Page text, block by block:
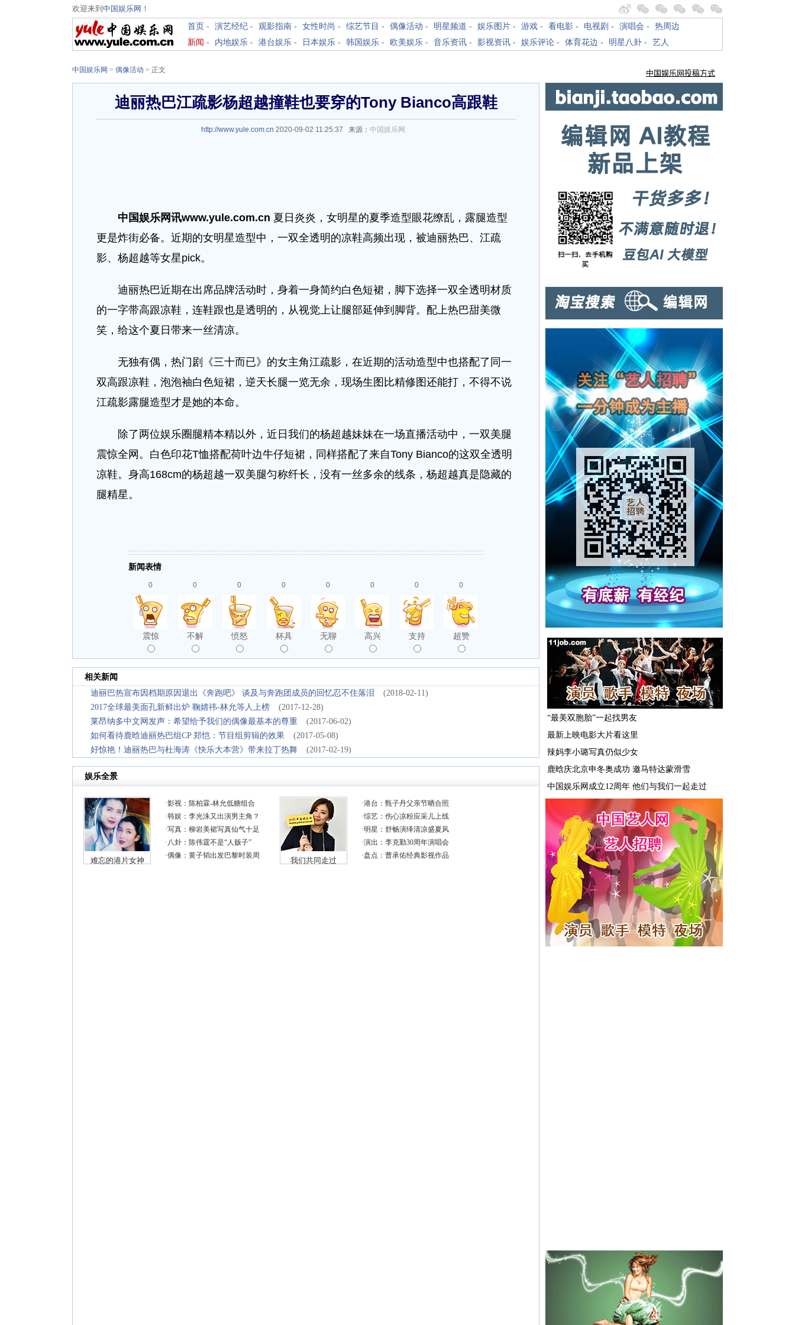
欢迎来到 中国娱乐网 ！
首页 - 演艺经纪 - 观影指南 - 女性时尚 - 综艺节目 - 偶像活动 - 明星频道 - 娱乐图片 - 游戏 - 看电影 - 电视剧 - 演唱会 - 热周边
新闻 - 内地娱乐 - 港台娱乐 - 日本娱乐 - 韩国娱乐 - 欧美娱乐 - 音乐资讯 - 影视资讯 - 娱乐评论 - 体育花边 - 明星八卦 - 艺人
中国娱乐网 > 偶像活动 > 正文
迪丽热巴江疏影杨超越撞鞋也要穿的Tony Bianco高跟鞋
http://www.yule.com.cn 2020-09-02 11:25:37 来源： 中国娱乐网
中国娱乐网讯www.yule.com.cn 夏日炎炎，女明星的夏季造型眼花缭乱，露腿造型
更是炸街必备。近期的女明星造型中，一双全透明的凉鞋高频出现，被迪丽热巴、江疏
影、杨超越等女星pick。
迪丽热巴近期在出席品牌活动时，身着一身简约白色短裙，脚下选择一双全透明材质
的一字带高跟凉鞋，连鞋跟也是透明的，从视觉上让腿部延伸到脚背。配上热巴甜美微
笑，给这个夏日带来一丝清凉。
无独有偶，热门剧《三十而已》的女主角江疏影，在近期的活动造型中也搭配了同一
双高跟凉鞋，泡泡袖白色短裙，逆天长腿一览无余，现场生图比精修图还能打，不得不说
江疏影露腿造型才是她的本命。
除了两位娱乐圈腿精本精以外，近日我们的杨超越妹妹在一场直播活动中，一双美腿
震惊全网。白色印花T恤搭配荷叶边牛仔短裙，同样搭配了来自Tony Bianco的这双全透明
凉鞋。身高168cm的杨超越一双美腿匀称纤长，没有一丝多余的线条，杨超越真是隐藏的
腿精星。
新闻表情
0
震惊
0
不解
0
愤怒
0
杯具
0
无聊
0
高兴
0
支持
0
超赞
相关新闻
迪丽巴热宣布因档期原因退出《奔跑吧》 谈及与奔跑团成员的回忆忍不住落泪
(2018-02-11)
2017全球最美面孔新鲜出炉 鞠婧祎-林允等人上榜
(2017-12-28)
莱昂纳多中文网发声：希望给予我们的偶像最基本的尊重
(2017-06-02)
如何看待鹿晗迪丽热巴组CP 郑恺：节目组剪辑的效果
(2017-05-08)
好惊艳！迪丽热巴与杜海涛《快乐大本营》带来拉丁热舞
(2017-02-19)